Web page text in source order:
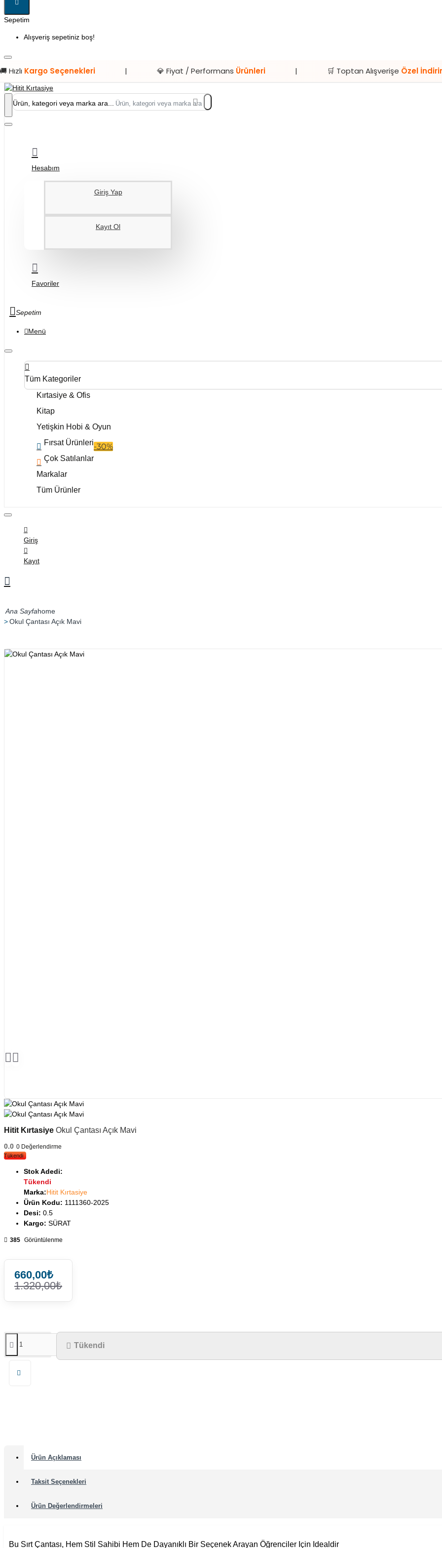
Sepetim
Alışveriş sepetiniz boş!
| 💎 Fiyat / PerformansÜrünleri | 🛒 Toptan Alışverişe Özel İndirimler |
Ürün, kategori veya marka ara...
Hesabım
Giriş Yap
Kayıt Ol
Favoriler
Sepetim
Menü
Tüm Kategoriler
Kırtasiye & Ofis
Kitap
Yetişkin Hobi & Oyun
Fırsat Ürünleri-30%
Çok Satılanlar
Markalar
Tüm Ürünler
Giriş
Kayıt
home
Okul Çantası Açık Mavi
Hitit Kırtasiye Okul Çantası Açık Mavi
0.0 0 Değerlendirme
Tükendi
Stok Adedi:
Tükendi
Marka:Hitit Kırtasiye
Ürün Kodu: 1111360-2025
Desi: 0.5
Kargo: SÜRAT
385 Görüntülenme
660,00₺
1.320,00₺
Tükendi
Ürün Açıklaması
Taksit Seçenekleri
Ürün Değerlendirmeleri
Bu Sırt Çantası, Hem Stil Sahibi Hem De Dayanıklı Bir Seçenek Arayan Öğrenciler Için Idealdir